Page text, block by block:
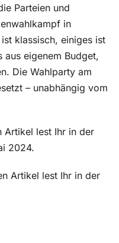
Parteien und
in
klassisch, einiges ist
eigenem Budget,
Die Wahlparty am
– unabhängig vom
Artikel lest Ihr in der
2024.
Artikel lest Ihr in der